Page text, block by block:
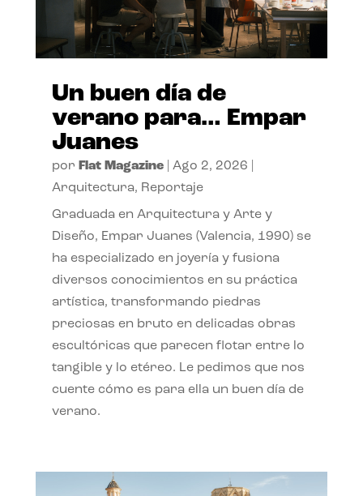
Un buen día de
verano para… Empar
Juanes
por Flat Magazine| Ago 2, 2026
Arquitectura, Reportaje
Graduada en Arquitectura y Arte y
Diseño, Empar Juanes (Valencia, 1990) se
ha especializado en joyería y fusiona
diversos conocimientos en su práctica
artística, transformando piedras
preciosas en bruto en delicadas obras
escultóricas que parecen flotar entre lo
tangible y lo etéreo. Le pedimos que nos
cuente cómo es para ella un buen día de
verano.